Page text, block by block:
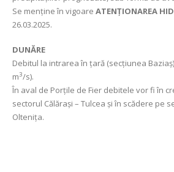
Se menține în vigoare ATENȚIONAREA
26.03.2025.
DUNĂRE
Debitul la intrarea în țară (secțiunea
m3/s).
În aval de Porțile de Fier debitele vor fi în
sectorul Călărași – Tulcea și în scădere pe
Oltenița.